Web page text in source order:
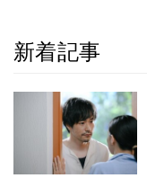
新着記事